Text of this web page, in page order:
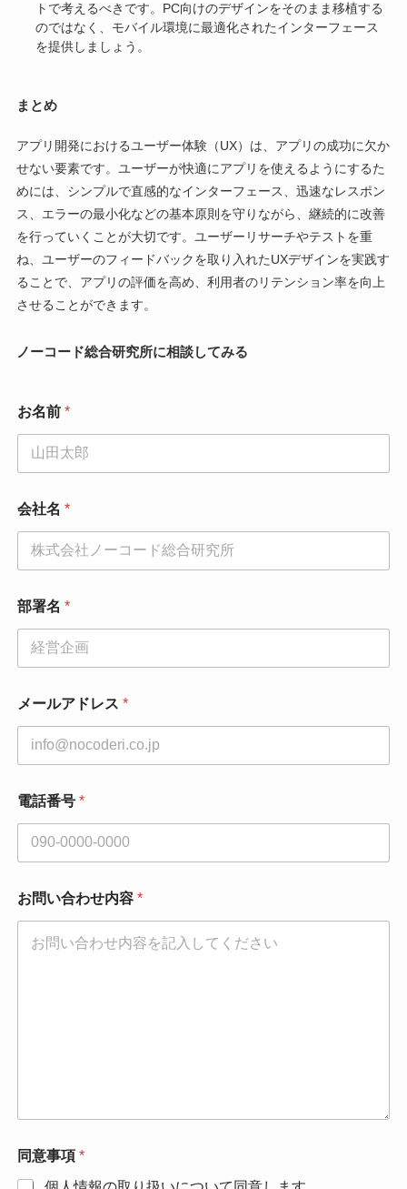
トで考えるべきです。PC向けのデザインをそのまま移植する
のではなく、モバイル環境に最適化されたインターフェース
を提供しましょう。
まとめ
アプリ開発におけるユーザー体験（UX）は、アプリの成功に欠か
せない要素です。ユーザーが快適にアプリを使えるようにするた
めには、シンプルで直感的なインターフェース、迅速なレスポン
ス、エラーの最小化などの基本原則を守りながら、継続的に改善
を行っていくことが大切です。ユーザーリサーチやテストを重
ね、ユーザーのフィードバックを取り入れたUXデザインを実践す
ることで、アプリの評価を高め、利用者のリテンション率を向上
させることができます。
ノーコード総合研究所に相談してみる
お名前 *
会社名 *
同
意
社
名
部署名 *
メールアドレス *
電話番号 *
お問い合わせ内容 *
同意事項 *